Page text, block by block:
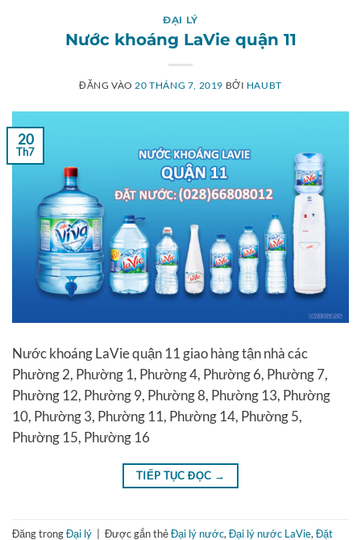
ĐẠI LÝ
Nước khoáng LaVie quận 11
ĐĂNG VÀO20 THÁNG 7, 2019 BỞI HAUBT
20
Th7
Nước khoáng LaVie quận 11 giao hàng tận nhà các
Phường 2, Phường 1, Phường 4, Phường 6, Phường 7,
Phường 12, Phường 9, Phường 8, Phường 13, Phường
10, Phường 3, Phường 11, Phường 14, Phường 5,
Phường 15, Phường 16
TIẾP TỤC ĐỌC →
Đăng trongĐại lý | Được gắn thẻĐại lý nước, Đại lý nước LaVie, Đặt